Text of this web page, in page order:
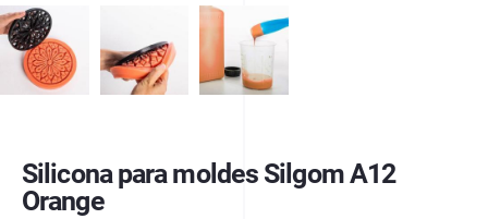
Silicona para moldes Silgom A12
Orange